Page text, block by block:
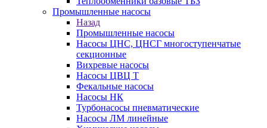
Промышленные насосы
Назад
Промышленные насосы
Насосы ЦНС, ЦНСГ многоступенчатые
секционные
Вихревые насосы
Насосы ЦВЦ Т
Фекальные насосы
Насосы НК
Турбонасосы пневматические
Насосы ЛМ линейные